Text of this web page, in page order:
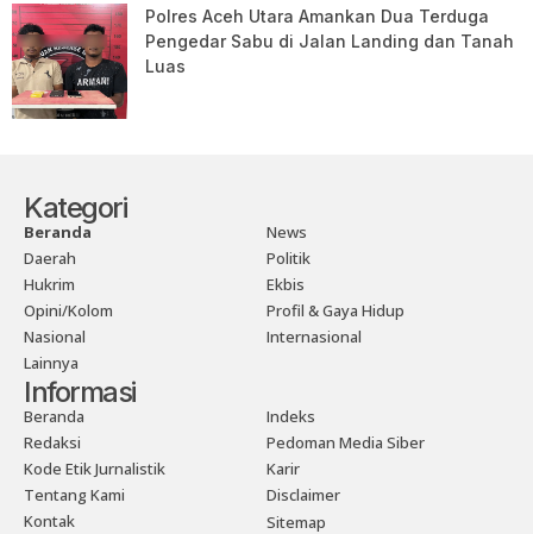
Polres Aceh Utara Amankan Dua Terduga
Pengedar Sabu di Jalan Landing dan Tanah
Luas
Kategori
Beranda
News
Daerah
Politik
Hukrim
Ekbis
Opini/Kolom
Profil & Gaya Hidup
Nasional
Internasional
Lainnya
Informasi
Beranda
Indeks
Redaksi
Pedoman Media Siber
Kode Etik Jurnalistik
Karir
Tentang Kami
Disclaimer
Kontak
Sitemap